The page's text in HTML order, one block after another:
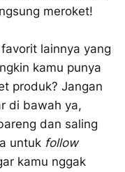
meroket!
lainnya yang
kamu punya
produk? Jangan
di bawah ya,
dan saling
untuk follow
kamu nggak